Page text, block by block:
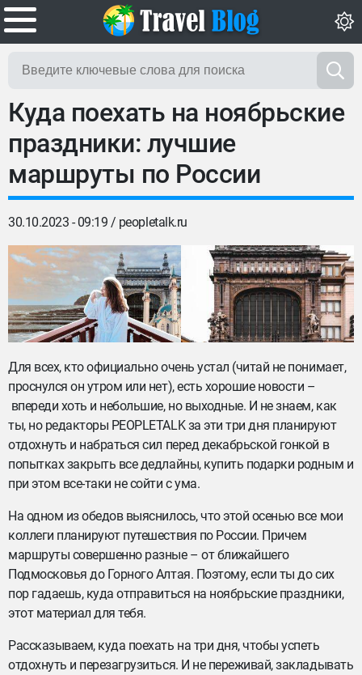
Куда поехать на ноябрьские
праздники: лучшие
маршруты по России
30.10.2023 - 09:19 / peopletalk.ru
Для всех, кто официально очень устал (читай не понимает,
проснулся он утром или нет), есть хорошие новости –
впереди хоть и небольшие, но выходные. И не знаем, как
ты, но редакторы PEOPLETALK за эти три дня планируют
отдохнуть и набраться сил перед декабрьской гонкой в
попытках закрыть все дедлайны, купить подарки родным и
при этом все-таки не сойти с ума.
На одном из обедов выяснилось, что этой осенью все мои
коллеги планируют путешествия по России. Причем
маршруты совершенно разные – от ближайшего
Подмосковья до Горного Алтая. Поэтому, если ты до сих
пор гадаешь, куда отправиться на ноябрьские праздники,
этот материал для тебя.
Рассказываем, куда поехать на три дня, чтобы успеть
отдохнуть и перезагрузиться. И не переживай, закладывать